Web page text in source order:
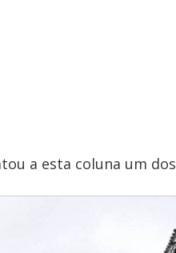
a esta coluna um dos